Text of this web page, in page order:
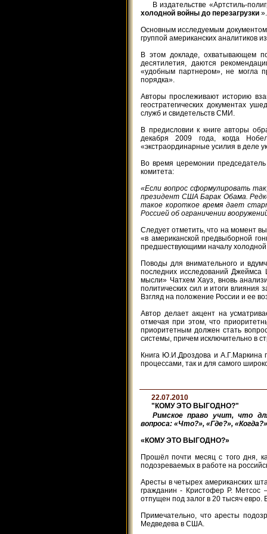
В издательстве «Артстиль-
холодной войны до перезагрузки ».
Основным исследуемым
группой американских
В этом докладе, охватывающем
десятилетия, даются
«удобным партнером», не могла
порядка».
Авторы прослеживают историю
геостратегических документах
служб и свидетельств СМИ.
В предисловии к книге авторы
декабря 2009 года, когда
«экстраординарные усилия в деле
Во время церемонии
комитета:
«Если вопрос сформулировать
президент США Барак Обама.
такое короткое время дает
Россией об ограничении
Следует отметить, что на момент
«в американской предвыборной
предшествующими началу
Поводы для внимательного и
последних исследований Джеймса
мысли» Чатхем Хауз, вновь
политических сил и итоги влияния
Взгляд на положение России и ее
Автор делает акцент на
отмечая при этом, что
приоритетным должен стать
системы, причем исключительно в
Книга Ю.И.Дроздова и А.Г.Маркина
процессами, так и для самого
22.07.2010
"КОМУ ЭТО ВЫГОДНО?"
Римское право учит, что
вопроса: «Что?», «Где?»,
«КОМУ ЭТО ВЫГОДНО?»
Прошёл почти месяц с того дня,
подозреваемых в работе на
Аресты в четырех американских
гражданин - Кристофер Р. Метсос
отпущен под залог в 20 тысяч евро.
Примечательно, что аресты
Медведева в США.